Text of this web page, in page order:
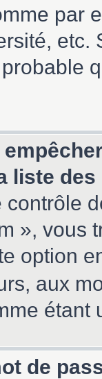
par
etc.
liste
», vous
option
aux
étant
de